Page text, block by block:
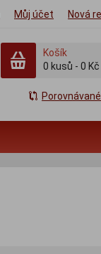
Můj účet Nová
Košík
0 kusů - 0 Kč